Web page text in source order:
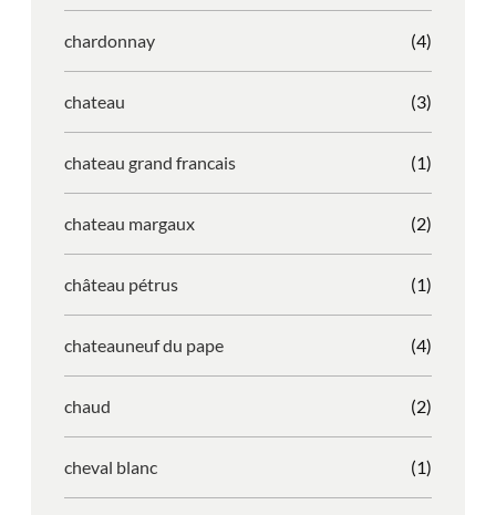
chardonnay (4)
chateau (3)
chateau grand francais (1)
chateau margaux (2)
château pétrus (1)
chateauneuf du pape (4)
chaud (2)
cheval blanc (1)